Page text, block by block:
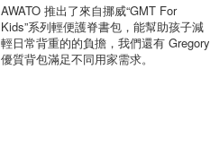
AWATO 推出了來自挪威“GMT For
Kids”系列輕便護脊書包，能幫助孩子減
輕日常背重的的負擔，我們還有 Gregory
優質背包滿足不同用家需求。